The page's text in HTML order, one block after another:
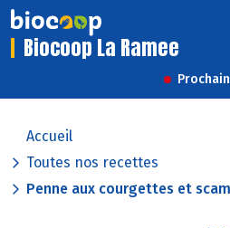
Biocoop La Ramee
Accueil
Toutes nos recettes
Penne aux courgettes et